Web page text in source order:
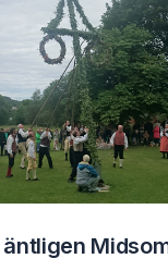
äntligen